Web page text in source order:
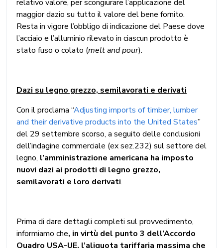
relativo valore, per scongiurare l’applicazione del
maggior dazio su tutto il valore del bene fornito.
Resta in vigore l’obbligo di indicazione del Paese dove
l’acciaio e l’alluminio rilevato in ciascun prodotto è
stato fuso o colato (melt and pour).
Dazi su legno grezzo, semilavorati e derivati
Con il proclama “Adjusting imports of timber, lumber
and their derivative products into the United States”
del 29 settembre scorso, a seguito delle conclusioni
dell’indagine commerciale (ex sez.232) sul settore del
legno, l’amministrazione americana ha imposto
nuovi dazi ai prodotti di legno grezzo,
semilavorati e loro derivati.
Prima di dare dettagli completi sul provvedimento,
informiamo che, in virtù del punto 3 dell’Accordo
Quadro USA-UE, l’aliquota tariffaria massima che